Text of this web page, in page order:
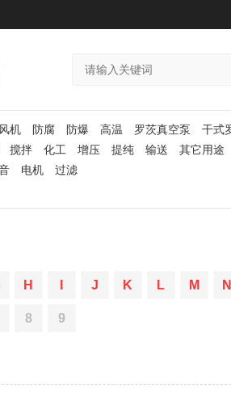
机 防腐 防爆 高温 罗茨真空泵 干式
搅拌 化工 增压 提纯 输送 其它用途
电机
过滤
H J K L M N
8 9